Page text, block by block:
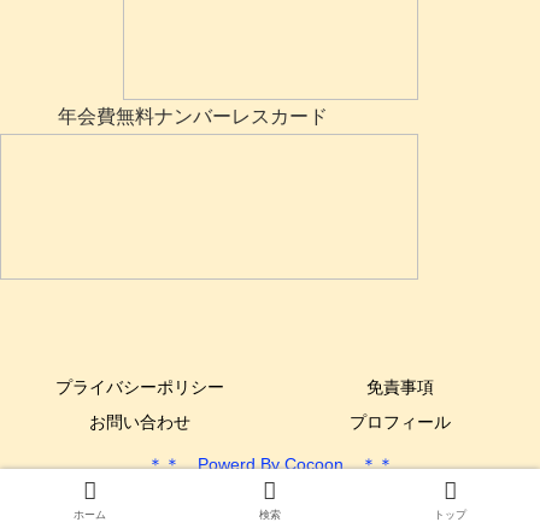
年会費無料ナンバーレスカード
プライバシーポリシー
免責事項
お問い合わせ
プロフィール
＊＊ Powerd By Cocoon ＊＊
Copyright © 2017-2025 できるYone DIY All Rights Reserved.
ホーム 検索 トップ